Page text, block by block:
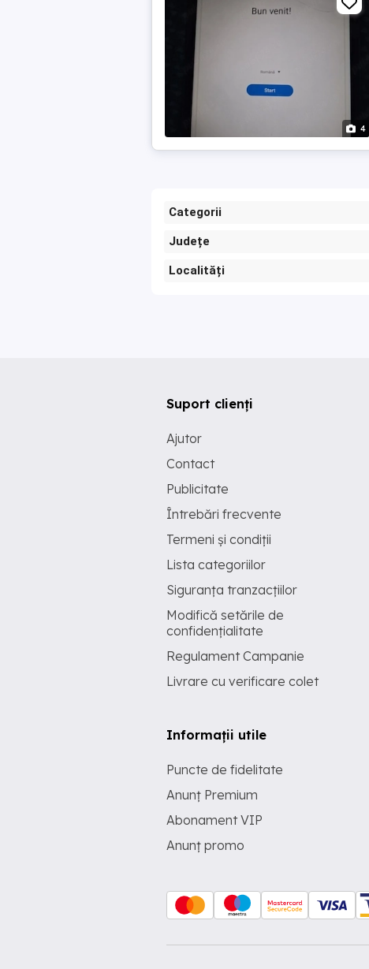
4
Categorii
Județe
Localități
Suport clienți
Ajutor
Contact
Publicitate
Întrebări frecvente
Termeni și condiții
Lista categoriilor
Siguranța tranzacțiilor
Modifică setările de
confidențialitate
Regulament Campanie
Livrare cu verificare colet
Informații utile
Puncte de fidelitate
Anunț Premium
Abonament VIP
Anunț promo